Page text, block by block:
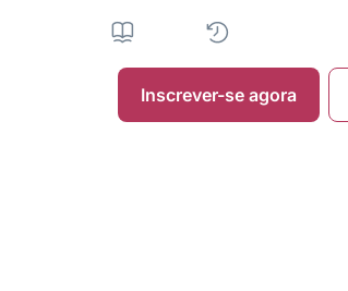
Inscrever-se agora